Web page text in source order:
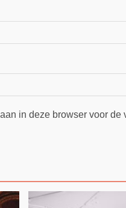
in deze browser voor